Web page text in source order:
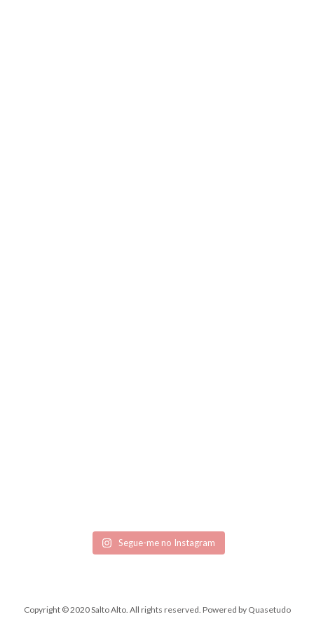
Segue-me no Instagram
Copyright © 2020 Salto Alto. All rights reserved. Powered by Quasetudo